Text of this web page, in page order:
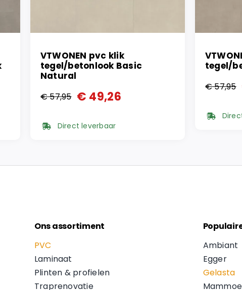
VTWONEN pvc klik
tegel/betonlook Basic
Natural
€57,95
Oorspronkelijke
prijs
€ 49,26
Huidige
prijsDirect leverbaar
tegel/
€57,95
prijs
prijs
Ons assortiment
PVC
Laminaat
Plinten & profielen
Traprenovatie
Ambiant
Egger
Gelasta